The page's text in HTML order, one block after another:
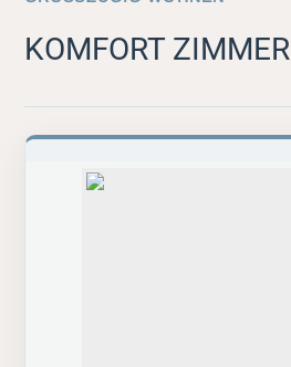
KOMFORT ZIMMER